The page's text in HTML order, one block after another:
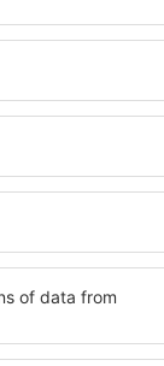
di servizi e
di un hotel
Silver
di servizi per
la migliore
Gli ospiti
una camera o
È probabile
variegato, delle
attività
è la scelta
così come
workshop per i